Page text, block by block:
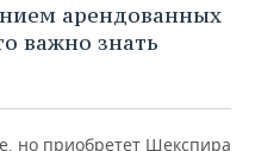
арендованных
важно знать